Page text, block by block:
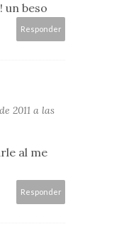
un beso
Responder
2011 a las
al me
Responder